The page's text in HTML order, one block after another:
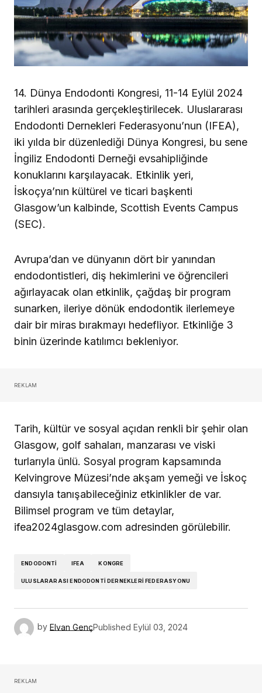
14. Dünya Endodonti Kongresi, 11-14 Eylül 2024
tarihleri arasında gerçekleştirilecek. Uluslararası
Endodonti Dernekleri Federasyonu’nun (IFEA),
iki yılda bir düzenlediği Dünya Kongresi, bu sene
İngiliz Endodonti Derneği evsahipliğinde
konuklarını karşılayacak. Etkinlik yeri,
İskoçya’nın kültürel ve ticari başkenti
Glasgow’un kalbinde, Scottish Events Campus
(SEC).
Avrupa’dan ve dünyanın dört bir yanından
endodontistleri, diş hekimlerini ve öğrencileri
ağırlayacak olan etkinlik, çağdaş bir program
sunarken, ileriye dönük endodontik ilerlemeye
dair bir miras bırakmayı hedefliyor. Etkinliğe 3
binin üzerinde katılımcı bekleniyor.
REKLAM
Tarih, kültür ve sosyal açıdan renkli bir şehir olan
Glasgow, golf sahaları, manzarası ve viski
turlarıyla ünlü. Sosyal program kapsamında
Kelvingrove Müzesi’nde akşam yemeği ve İskoç
dansıyla tanışabileceğiniz etkinlikler de var.
Bilimsel program ve tüm detaylar,
ifea2024glasgow.com adresinden görülebilir.
ENDODONTI IFEA KONGRE
ULUSLARARASI ENDODONTI DERNEKLERI FEDERASYONU
by Elvan GençPublished Eylül 03, 2024
REKLAM